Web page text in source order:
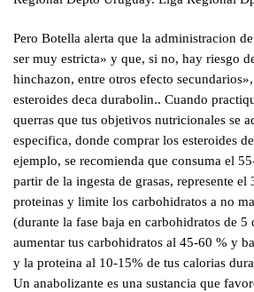
Pero Botella alerta que la administracion
ser muy estricta» y que, si no, hay riesgo
hinchazon, entre otros efecto
esteroides deca durabolin.. Cuando
querras que tus objetivos nutricionales se
especifica, donde comprar los esteroides
ejemplo, se recomienda que consuma el
partir de la ingesta de grasas, represente el
proteinas y limite los carbohidratos a no
(durante la fase baja en carbohidratos de 5
aumentar tus carbohidratos al 45-60 % y
y la proteina al 10-15% de tus calorias
Un anabolizante es una sustancia que